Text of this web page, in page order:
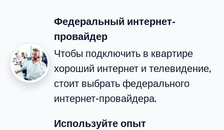
Федеральный интернет-
провайдер
Чтобы подключить в квартире
хороший интернет и телевидение,
стоит выбрать федерального
интернет-провайдера.
Используйте опыт